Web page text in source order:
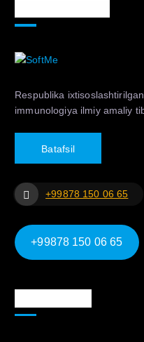
Respublika
immunologiya ilmiy amaliy
Batafsil
+99878 150 06 65
+99878 150 06 65